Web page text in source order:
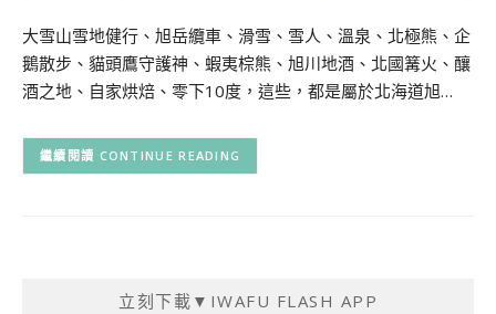
大雪山雪地健行、旭岳纜車、滑雪、雪人、溫泉、北極熊、企
鵝散步、貓頭鷹守護神、蝦夷棕熊、旭川地酒、北國篝火、釀
酒之地、自家烘焙、零下10度，這些，都是屬於北海道旭…
CONTINUE READING
立刻下載▼IWAFU FLASH APP